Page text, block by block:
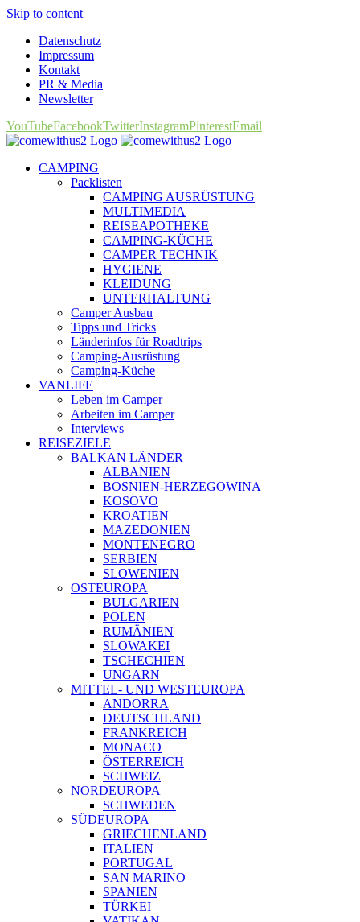
Skip to content
Datenschutz
Impressum
Kontakt
PR & Media
Newsletter
YouTubeFacebookTwitterInstagramPinterestEmail
CAMPING
Packlisten
CAMPING AUSRÜSTUNG
MULTIMEDIA
REISEAPOTHEKE
CAMPING-KÜCHE
CAMPER TECHNIK
HYGIENE
KLEIDUNG
UNTERHALTUNG
Camper Ausbau
Tipps und Tricks
Länderinfos für Roadtrips
Camping-Ausrüstung
Camping-Küche
VANLIFE
Leben im Camper
Arbeiten im Camper
Interviews
REISEZIELE
BALKAN LÄNDER
ALBANIEN
BOSNIEN-HERZEGOWINA
KOSOVO
KROATIEN
MAZEDONIEN
MONTENEGRO
SERBIEN
SLOWENIEN
OSTEUROPA
BULGARIEN
POLEN
RUMÄNIEN
SLOWAKEI
TSCHECHIEN
UNGARN
MITTEL- UND WESTEUROPA
ANDORRA
DEUTSCHLAND
FRANKREICH
MONACO
ÖSTERREICH
SCHWEIZ
NORDEUROPA
SCHWEDEN
SÜDEUROPA
GRIECHENLAND
ITALIEN
PORTUGAL
SAN MARINO
SPANIEN
TÜRKEI